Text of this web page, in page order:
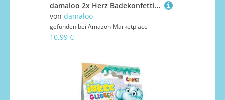
damaloo 2x Herz Badekonfetti Set – Bade Konfetti Herz - Wellnesset für Frauen - Valentinstag Mitbringsel - Herzkonfetti - SPA – Herzform Badezusatz für die Badewanne – Mitgebsel für Freundin
von damaloo
gefunden bei Amazon Marketplace
10,99 €